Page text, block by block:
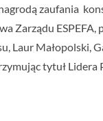
zaufania
Zarządu ESPEFA,
Laur Małopolski,
tytuł